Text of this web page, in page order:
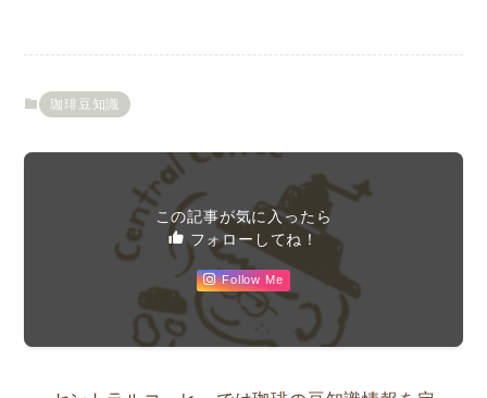
珈琲豆知識
この記事が気に入ったら
フォローしてね！
Follow Me